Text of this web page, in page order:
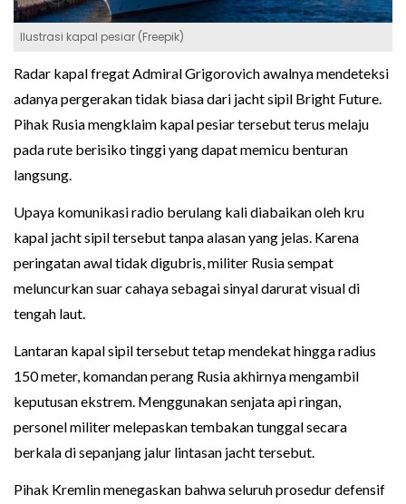
Ilustrasi kapal pesiar (Freepik)
Radar kapal fregat Admiral Grigorovich awalnya mendeteksi
adanya pergerakan tidak biasa dari jacht sipil Bright Future.
Pihak Rusia mengklaim kapal pesiar tersebut terus melaju
pada rute berisiko tinggi yang dapat memicu benturan
langsung.
Upaya komunikasi radio berulang kali diabaikan oleh kru
kapal jacht sipil tersebut tanpa alasan yang jelas. Karena
peringatan awal tidak digubris, militer Rusia sempat
meluncurkan suar cahaya sebagai sinyal darurat visual di
tengah laut.
Lantaran kapal sipil tersebut tetap mendekat hingga radius
150 meter, komandan perang Rusia akhirnya mengambil
keputusan ekstrem. Menggunakan senjata api ringan,
personel militer melepaskan tembakan tunggal secara
berkala di sepanjang jalur lintasan jacht tersebut.
Pihak Kremlin menegaskan bahwa seluruh prosedur defensif